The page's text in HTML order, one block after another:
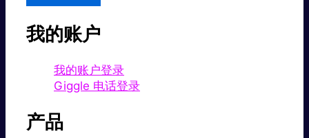
我的账户
我的账户登录
Giggle 电话登录
产品